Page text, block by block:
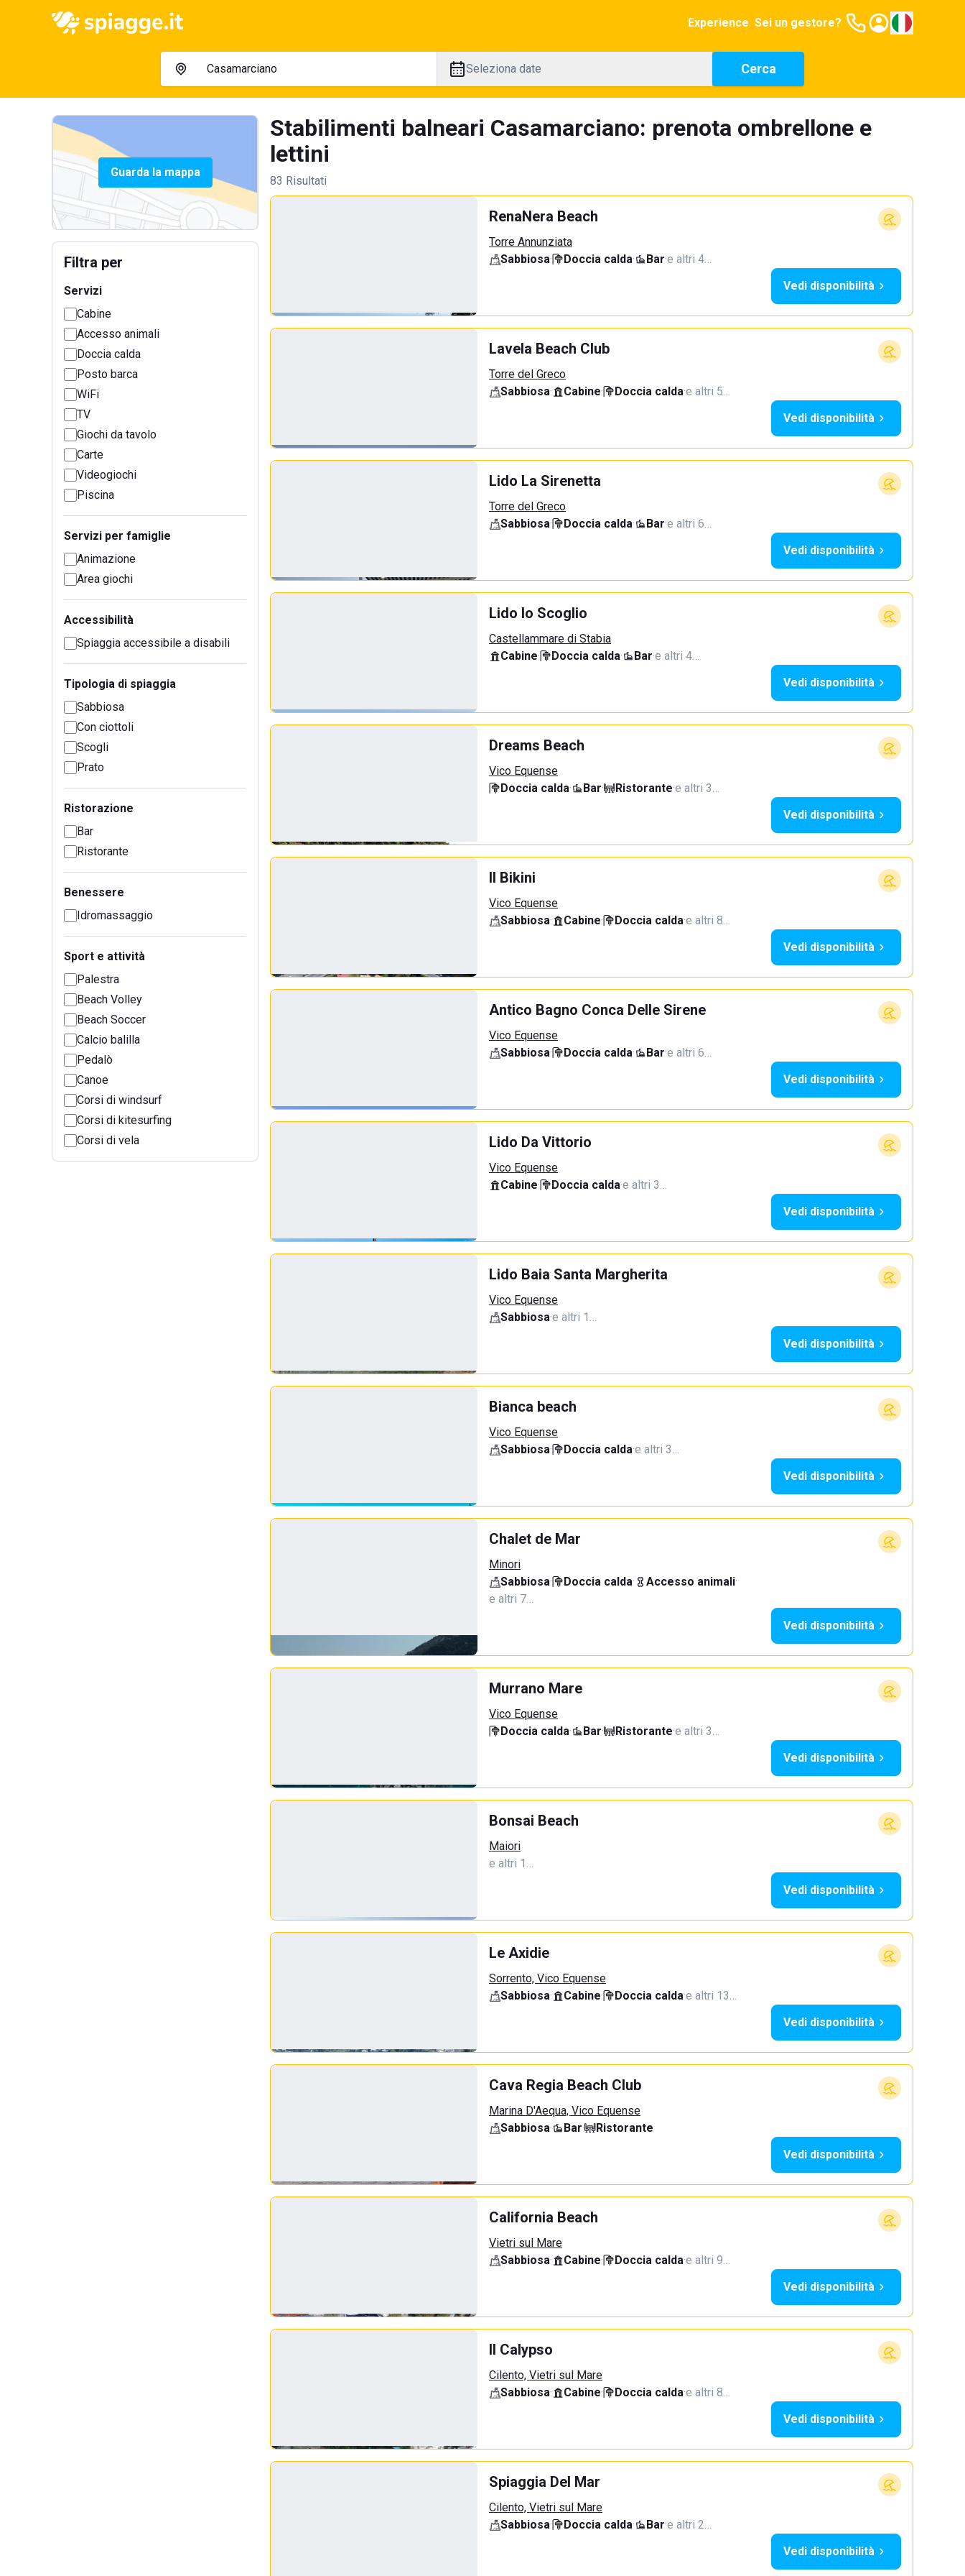
Experience Sei un gestore?
Seleziona date Cerca
Guarda la mappa
Filtra per
Servizi
Cabine
Accesso animali
Doccia calda
Posto barca
WiFi
TV
Giochi da tavolo
Carte
Videogiochi
Piscina
Servizi per famiglie
Animazione
Area giochi
Accessibilità
Spiaggia accessibile a disabili
Tipologia di spiaggia
Sabbiosa
Con ciottoli
Scogli
Prato
Ristorazione
Bar
Ristorante
Benessere
Idromassaggio
Sport e attività
Palestra
Beach Volley
Beach Soccer
Calcio balilla
Pedalò
Canoe
Corsi di windsurf
Corsi di kitesurfing
Corsi di vela
Stabilimenti balneari Casamarciano: prenota ombrellone e
lettini
83 Risultati
RenaNera Beach
Torre Annunziata
Sabbiosa· Doccia calda· Bar·e altri 4…
Vedi disponibilità
Lavela Beach Club
Torre del Greco
Sabbiosa· Cabine· Doccia calda·e altri 5…
Vedi disponibilità
Lido La Sirenetta
Torre del Greco
Sabbiosa· Doccia calda· Bar·e altri 6…
Vedi disponibilità
Lido lo Scoglio
Castellammare di Stabia
Cabine· Doccia calda· Bar·e altri 4…
Vedi disponibilità
Dreams Beach
Vico Equense
Doccia calda· Bar· Ristorante·e altri 3…
Vedi disponibilità
Il Bikini
Vico Equense
Sabbiosa· Cabine· Doccia calda·e altri 8…
Vedi disponibilità
Antico Bagno Conca Delle Sirene
Vico Equense
Sabbiosa· Doccia calda· Bar·e altri 6…
Vedi disponibilità
Lido Da Vittorio
Vico Equense
Cabine· Doccia calda·e altri 3…
Vedi disponibilità
Lido Baia Santa Margherita
Vico Equense
Sabbiosa·e altri 1…
Vedi disponibilità
Bianca beach
Vico Equense
Sabbiosa· Doccia calda·e altri 3…
Vedi disponibilità
Chalet de Mar
Minori
Sabbiosa· Doccia calda· Accesso animali·
e altri 7…
Vedi disponibilità
Murrano Mare
Vico Equense
Doccia calda· Bar· Ristorante·e altri 3…
Vedi disponibilità
Bonsai Beach
Maiori
e altri 1…
Vedi disponibilità
Le Axidie
Sorrento, Vico Equense
Sabbiosa· Cabine· Doccia calda·e altri 13…
Vedi disponibilità
Cava Regia Beach Club
Marina D'Aequa, Vico Equense
Sabbiosa· Bar·
Ristorante
Vedi disponibilità
California Beach
Vietri sul Mare
Sabbiosa· Cabine· Doccia calda·e altri 9…
Vedi disponibilità
Il Calypso
Cilento, Vietri sul Mare
Sabbiosa· Cabine· Doccia calda·e altri 8…
Vedi disponibilità
Spiaggia Del Mar
Cilento, Vietri sul Mare
Sabbiosa· Doccia calda· Bar·e altri 2…
Vedi disponibilità